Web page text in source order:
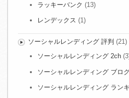
ラッキーバンク (13)
レンデックス (1)
ソーシャルレンディング 評判 (21)
ソーシャルレンディング 2ch
ソーシャルレンディング ブロ
ソーシャルレンディング ラン